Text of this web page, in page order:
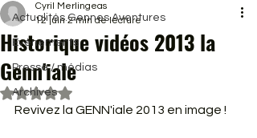
Actualités Gennes Aventures
Événements
Presse / médias
Archives
Historique vidéos 2013 la
Genn'iale
Cyril Merlingeas
12 juin 2 min de lecture
Noté NaN étoiles sur 5.
Revivez la GENN'iale 2013 en image !